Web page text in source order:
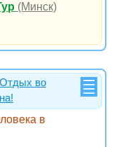
(Минск)
во
в